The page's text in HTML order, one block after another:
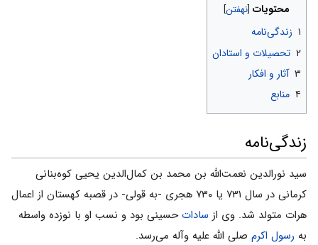
محتویات
۱ زندگی‌نامه
۲ تحصیلات و استادان
۳ آثار و افکار
۴ منابع
زندگی‌نامه
سید نورالدین نعمت‌الله بن محمد بن کمال‌الدین یحیى کوه‌بنانى
کرمانى در سال ۷۳۱ یا ۷۳۰ هجری -به قولی- در قصبه کهستان از اعمال
هرات متولد شد. وی از ساداتحسینی بود و نسب او با نوزده واسطه
به رسول اکرم صلی الله علیه وآله مى‌رسد.